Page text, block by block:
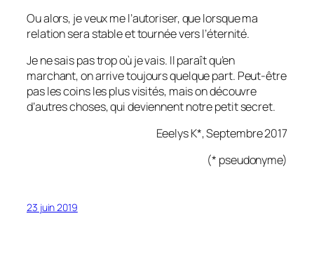
Ou alors, je veux me l’autoriser, que lorsque ma
relation sera stable et tournée vers l’éternité.
Je ne sais pas trop où je vais. Il paraît qu’en
marchant, on arrive toujours quelque part. Peut-être
pas les coins les plus visités, mais on découvre
d’autres choses, qui deviennent notre petit secret.
Eeelys K*, Septembre 2017
(* pseudonyme)
23 juin 2019